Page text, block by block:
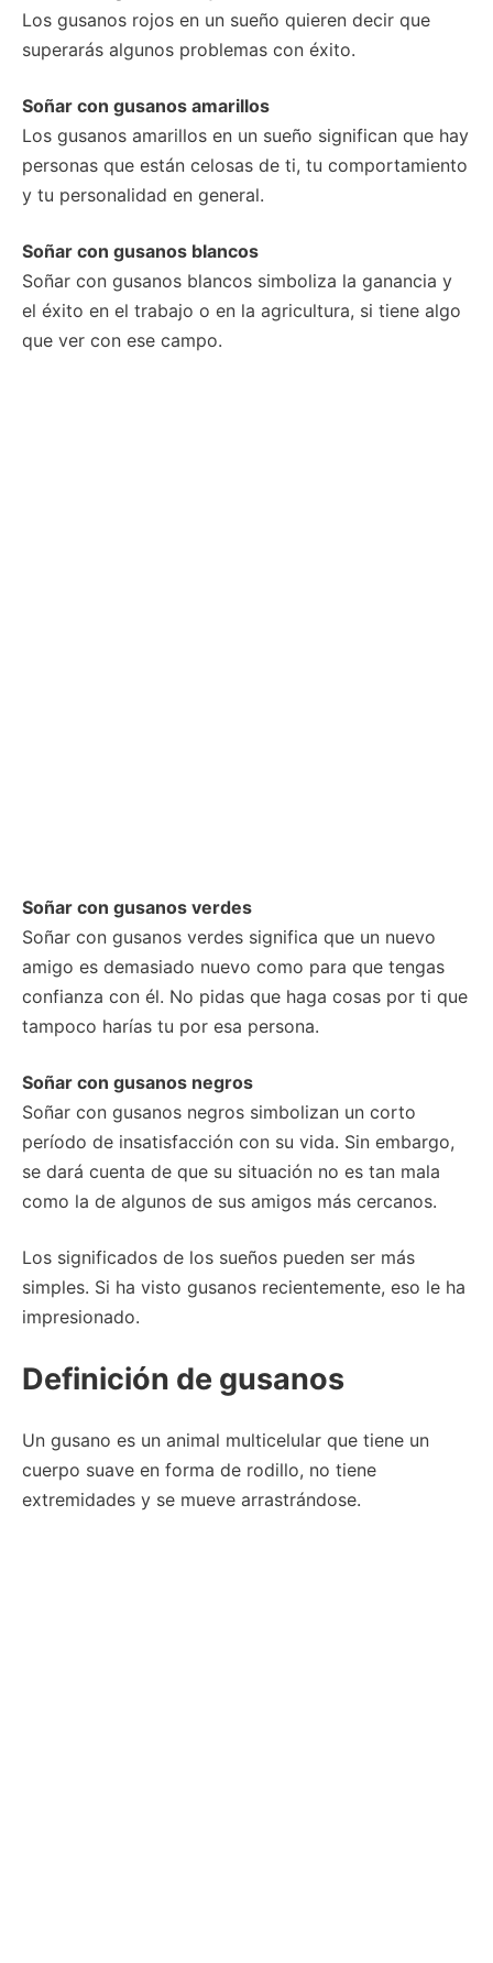
Los gusanos rojos en un sueño quieren decir que
superarás algunos problemas con éxito.
Soñar con gusanos amarillos
Los gusanos amarillos en un sueño significan que hay
personas que están celosas de ti, tu comportamiento
y tu personalidad en general.
Soñar con gusanos blancos
Soñar con gusanos blancos simboliza la ganancia y
el éxito en el trabajo o en la agricultura, si tiene algo
que ver con ese campo.
Soñar con gusanos verdes
Soñar con gusanos verdes significa que un nuevo
amigo es demasiado nuevo como para que tengas
confianza con él. No pidas que haga cosas por ti que
tampoco harías tu por esa persona.
Soñar con gusanos negros
Soñar con gusanos negros simbolizan un corto
período de insatisfacción con su vida. Sin embargo,
se dará cuenta de que su situación no es tan mala
como la de algunos de sus amigos más cercanos.
Los significados de los sueños pueden ser más
simples. Si ha visto gusanos recientemente, eso le ha
impresionado.
Definición de gusanos
Un gusano es un animal multicelular que tiene un
cuerpo suave en forma de rodillo, no tiene
extremidades y se mueve arrastrándose.